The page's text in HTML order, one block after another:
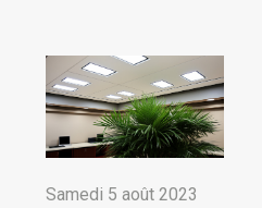
Samedi 5 août 2023